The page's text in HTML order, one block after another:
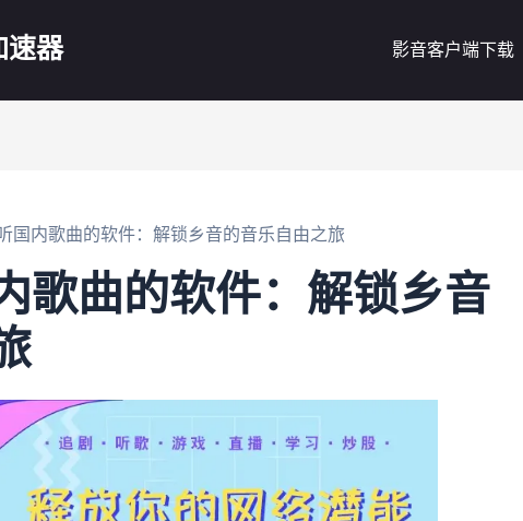
速器 影音客户端下载
国内歌曲的软件：解锁乡音的音乐自由之旅
歌曲的软件：解锁乡音